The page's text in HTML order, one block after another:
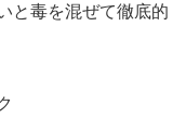
と毒を混ぜて徹底的